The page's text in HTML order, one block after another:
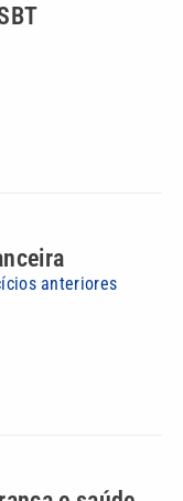
anteriores